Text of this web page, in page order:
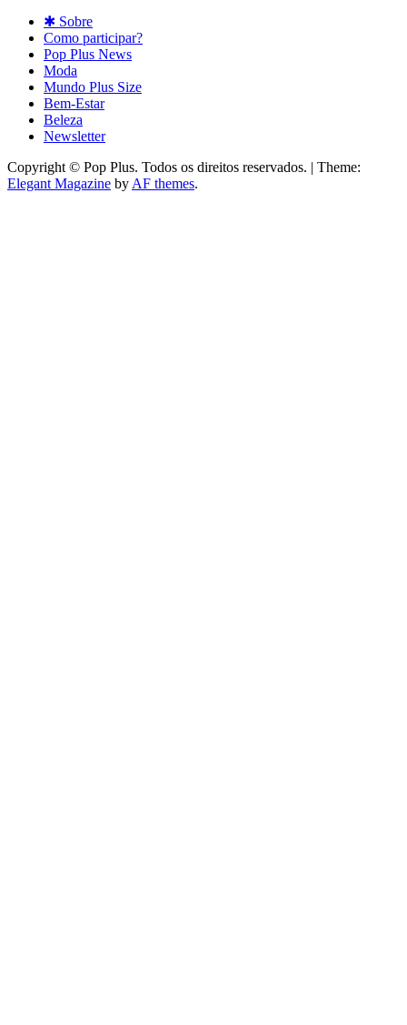
✱ Sobre
Como participar?
Pop Plus News
Moda
Mundo Plus Size
Bem-Estar
Beleza
Newsletter
Copyright © Pop Plus. Todos os direitos reservados. | Theme:
Elegant Magazine by AF themes.